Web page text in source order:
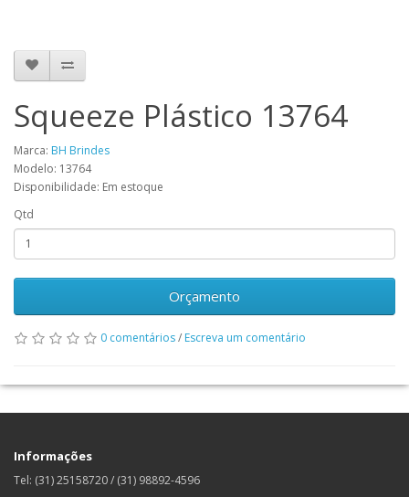
Squeeze Plástico 13764
Marca: BH Brindes
Modelo: 13764
Disponibilidade: Em estoque
Qtd
Orçamento
0 comentários/ Escreva um comentário
Informações
Tel: (31) 25158720 / (31) 98892-4596